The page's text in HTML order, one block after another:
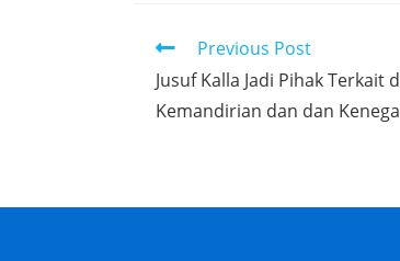
Previous Post
Jusuf Kalla Jadi Pihak Terkait
Kemandirian dan dan